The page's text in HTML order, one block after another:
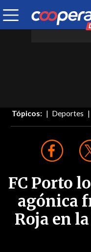
Tópicos: Deportes
FC Porto
agónica
Roja en